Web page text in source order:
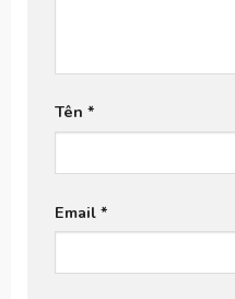
Tên *
Email *